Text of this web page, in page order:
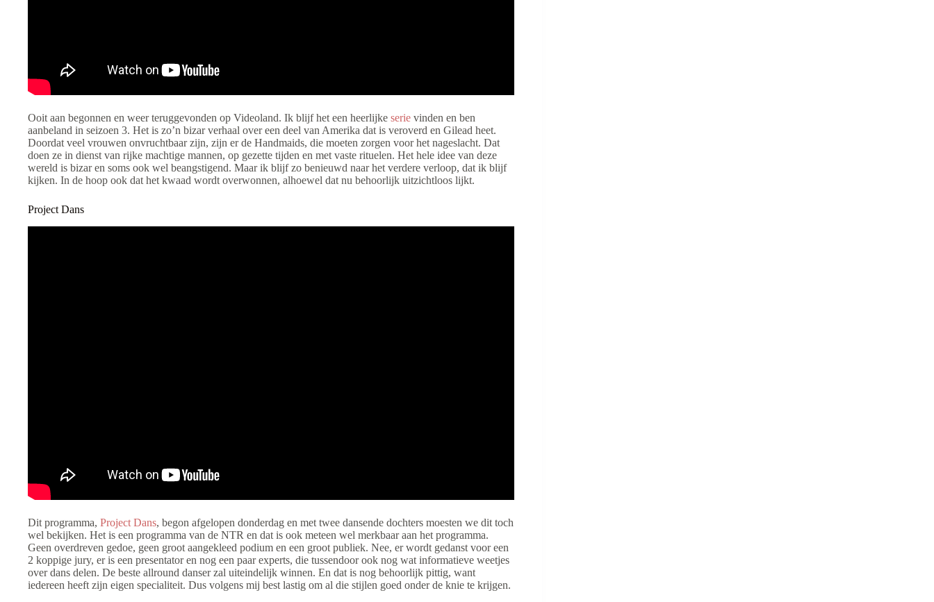
Ooit aan begonnen en weer teruggevonden op Videoland. Ik blijf het een heerlijke serie vinden en ben
aanbeland in seizoen 3. Het is zo’n bizar verhaal over een deel van Amerika dat is veroverd en Gilead heet.
Doordat veel vrouwen onvruchtbaar zijn, zijn er de Handmaids, die moeten zorgen voor het nageslacht. Dat
doen ze in dienst van rijke machtige mannen, op gezette tijden en met vaste rituelen. Het hele idee van deze
wereld is bizar en soms ook wel beangstigend. Maar ik blijf zo benieuwd naar het verdere verloop, dat ik blijf
kijken. In de hoop ook dat het kwaad wordt overwonnen, alhoewel dat nu behoorlijk uitzichtloos lijkt.
Project Dans
Dit programma, Project Dans, begon afgelopen donderdag en met twee dansende dochters moesten we dit toch
wel bekijken. Het is een programma van de NTR en dat is ook meteen wel merkbaar aan het programma.
Geen overdreven gedoe, geen groot aangekleed podium en een groot publiek. Nee, er wordt gedanst voor een
2 koppige jury, er is een presentator en nog een paar experts, die tussendoor ook nog wat informatieve weetjes
over dans delen. De beste allround danser zal uiteindelijk winnen. En dat is nog behoorlijk pittig, want
iedereen heeft zijn eigen specialiteit. Dus volgens mij best lastig om al die stijlen goed onder de knie te krijgen.